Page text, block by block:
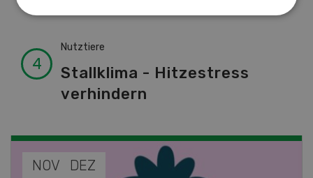
Nutztiere
Stallklima - Hitzestress
verhindern
NOV JAN